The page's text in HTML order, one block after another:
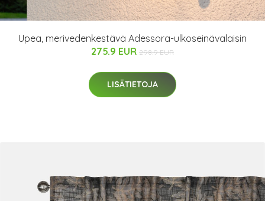
Upea, merivedenkestävä Adessora-ulkoseinävalaisin
275.9 EUR 298.9 EUR
LISÄTIETOJA